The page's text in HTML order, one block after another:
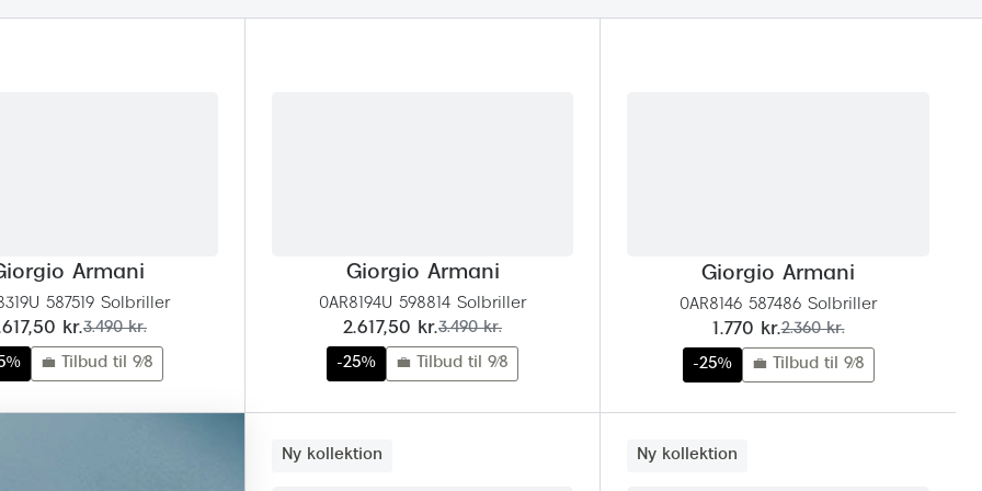
Vogue
Giorgio Armani
PRECISION1™
Armani
587519 Solbriller
kr.før:
3.490 kr.
💼 Tilbud til 9/8
Giorgio Armani
0AR8194U 598814 Solbriller
nu:
2.617,50 kr.før:
3.490 kr.
-25% 💼 Tilbud til 9/8
Giorgio Armani
0AR8146 587486 Solbriller
nu:
1.770 kr.før:
2.360 kr.
-25% 💼 Tilbud til 9/8
Ny kollektion Ny kollektion